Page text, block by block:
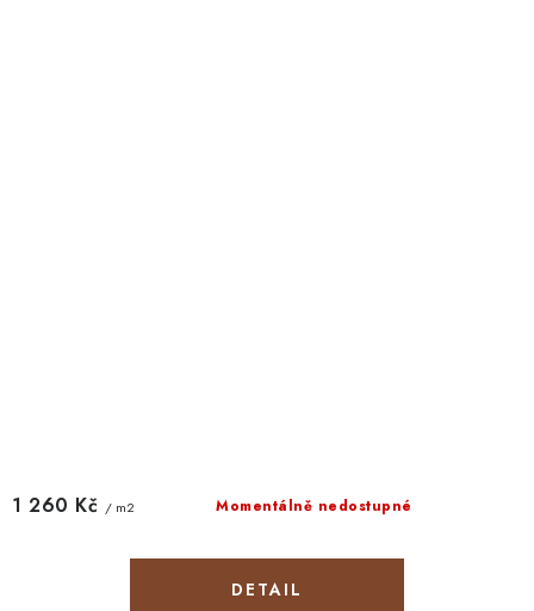
Momentálně nedostupné
1 260 Kč / m2